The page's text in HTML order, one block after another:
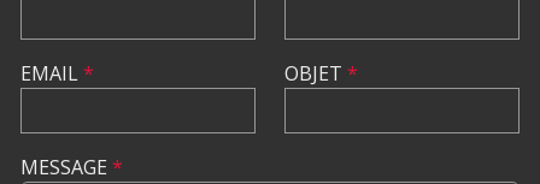
EMAIL* OBJET *
MESSAGE *